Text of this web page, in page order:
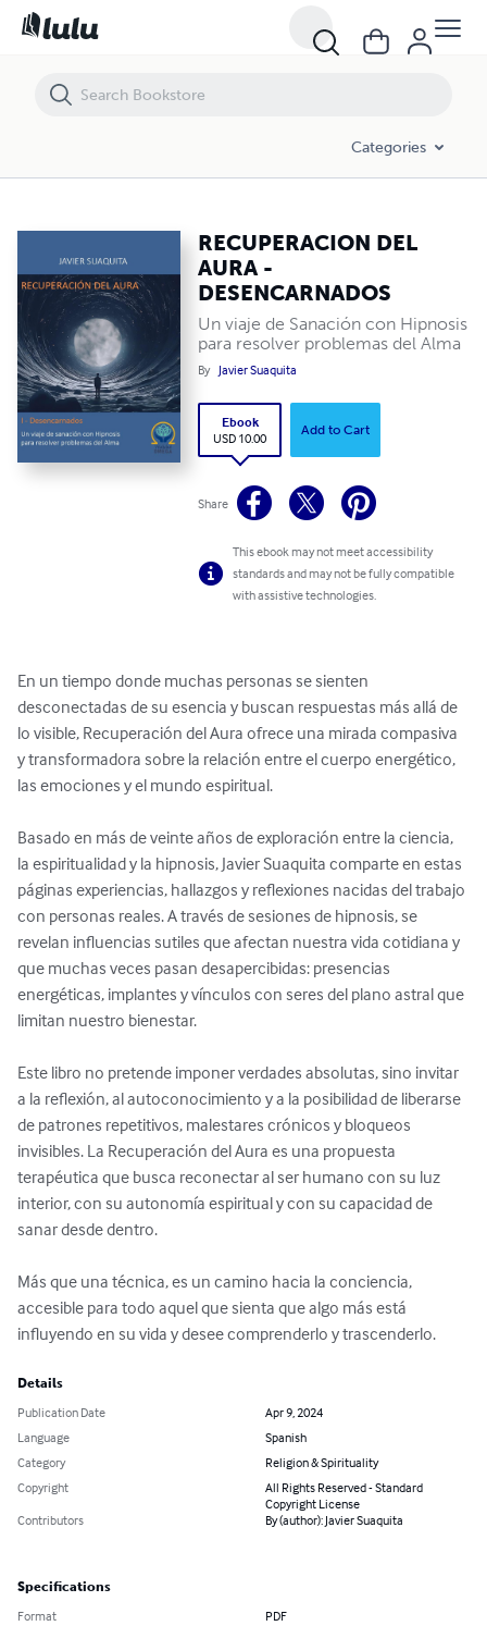
Categories
RECUPERACION DEL
AURA -
DESENCARNADOS
Un viaje de Sanación con Hipnosis
para resolver problemas del Alma
By Javier Suaquita
Ebook
USD 10.00
Add to Cart
Share
This ebook may not meet accessibility
standards and may not be fully compatible
with assistive technologies.
En un tiempo donde muchas personas se sienten
desconectadas de su esencia y buscan respuestas más allá de
lo visible, Recuperación del Aura ofrece una mirada compasiva
y transformadora sobre la relación entre el cuerpo energético,
las emociones y el mundo espiritual.
Basado en más de veinte años de exploración entre la ciencia,
la espiritualidad y la hipnosis, Javier Suaquita comparte en estas
páginas experiencias, hallazgos y reflexiones nacidas del trabajo
con personas reales. A través de sesiones de hipnosis, se
revelan influencias sutiles que afectan nuestra vida cotidiana y
que muchas veces pasan desapercibidas: presencias
energéticas, implantes y vínculos con seres del plano astral que
limitan nuestro bienestar.
Este libro no pretende imponer verdades absolutas, sino invitar
a la reflexión, al autoconocimiento y a la posibilidad de liberarse
de patrones repetitivos, malestares crónicos y bloqueos
invisibles. La Recuperación del Aura es una propuesta
terapéutica que busca reconectar al ser humano con su luz
interior, con su autonomía espiritual y con su capacidad de
sanar desde dentro.
Más que una técnica, es un camino hacia la conciencia,
accesible para todo aquel que sienta que algo más está
influyendo en su vida y desee comprenderlo y trascenderlo.
Details
Publication Date
Apr 9, 2024
Language
Spanish
Category
Religion & Spirituality
Copyright
All Rights Reserved - Standard
Copyright License
Contributors
By (author): Javier Suaquita
Specifications
Format PDF
RECUPERACION DEL AURA - DESENCARNADOS